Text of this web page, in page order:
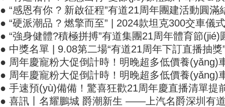
● “感恩有你 ? 新啟征程”有道21周年團建活動圓滿結
● “硬派潮品 ? 燃擎而至” | 2024款坦克300交車儀
● “強身健體?積極拼搏”有道集團21周年體育節(jié)
● 中獎名單 | 9.08第二場“有道21周年下訂直播抽
● 周年慶寵粉大促倒計時！明晚超多低價養(yǎng)車
● 周年慶寵粉大促倒計時！明晚超多低價養(yǎng)
● 手速預(yù)備備！驚喜狂歡21周年慶直播清單提前
● 喜訊丨名耀鵬城 爵潮新生 ——上汽名爵深圳有